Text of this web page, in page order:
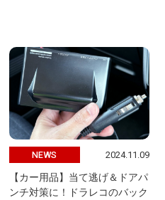
NEWS 2024.11.09
【カー用品】当て逃げ＆ドアパ
ンチ対策に！ドラレコのバック